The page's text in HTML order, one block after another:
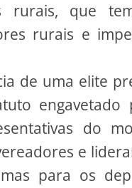
rurais, que
rurais e
de uma elite
engavetado
do
e
para os